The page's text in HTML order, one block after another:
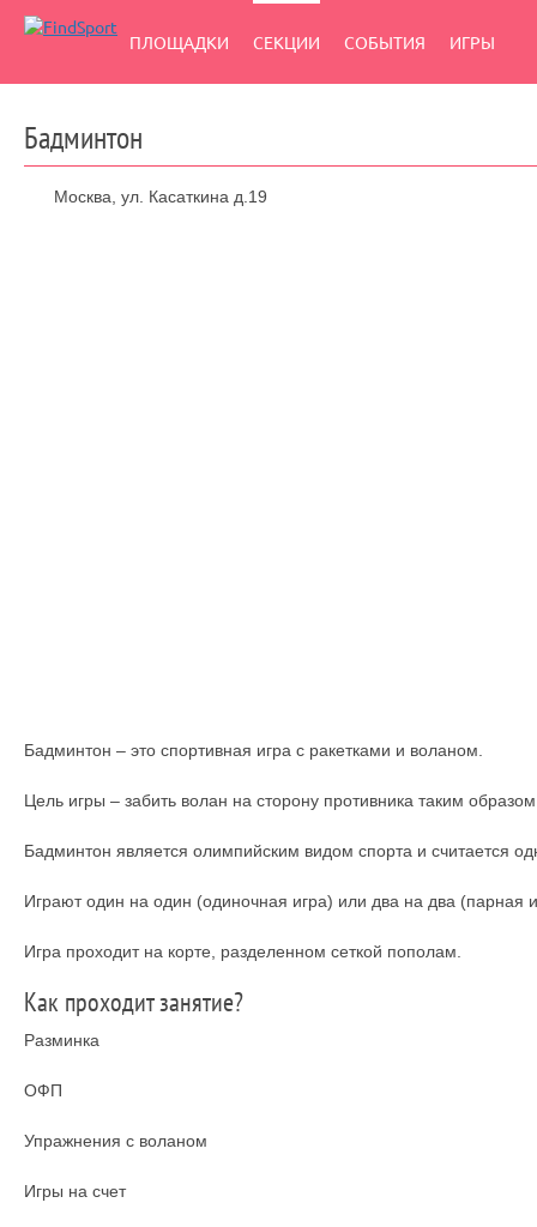
ПЛОЩАДКИ СЕКЦИИ СОБЫТИЯ ИГРЫ
Бадминтон
Москва, ул. Касаткина д.19
Бадминтон – это спортивная игра с ракетками и воланом.
Цель игры – забить волан на сторону противника таким
Бадминтон является олимпийским видом спорта и считается
Играют один на один (одиночная игра) или два на два (парная
Игра проходит на корте, разделенном сеткой пополам.
Как проходит занятие?
Разминка
ОФП
Упражнения с воланом
Игры на счет